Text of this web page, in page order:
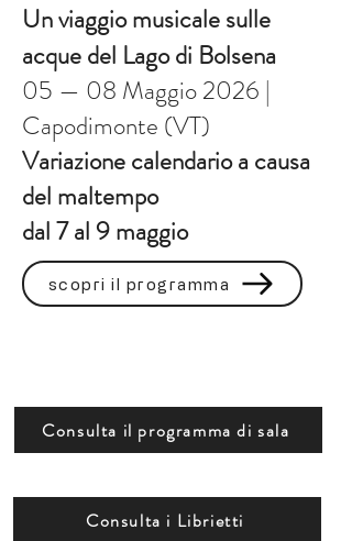
Un viaggio musicale sulle
acque del Lago di Bolsena
05 — 08 Maggio 2026 |
Capodimonte (VT)
Variazione calendario a causa
del maltempo
dal 7 al 9 maggio
scopri il programma
Consulta il programma di sala
Consulta i Librietti